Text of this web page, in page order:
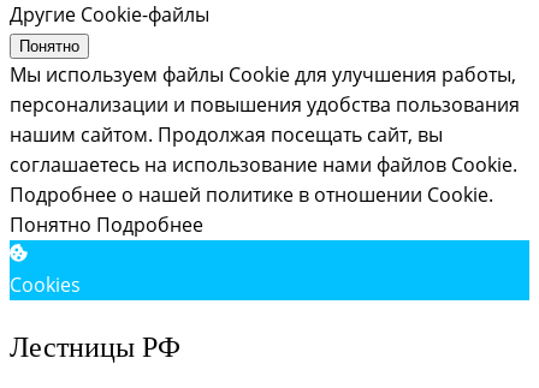
Другие Cookie-файлы
Понятно
Мы используем файлы Cookie для улучшения работы,
персонализации и повышения удобства пользования
нашим сайтом. Продолжая посещать сайт, вы
соглашаетесь на использование нами файлов Cookie.
Подробнее о нашей политике в отношении Cookie.
Понятно Подробнее
Cookies
Лестницы РФ